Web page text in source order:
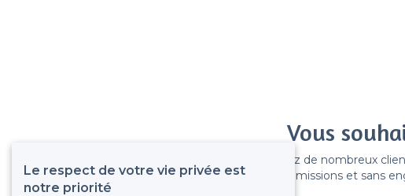
Vous
Gagnez de nombreux
Pas de commissions et sans
Le respect de votre vie privée est
notre priorité